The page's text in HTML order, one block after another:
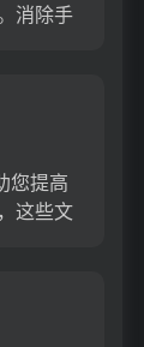
消除手
您提高
这些文